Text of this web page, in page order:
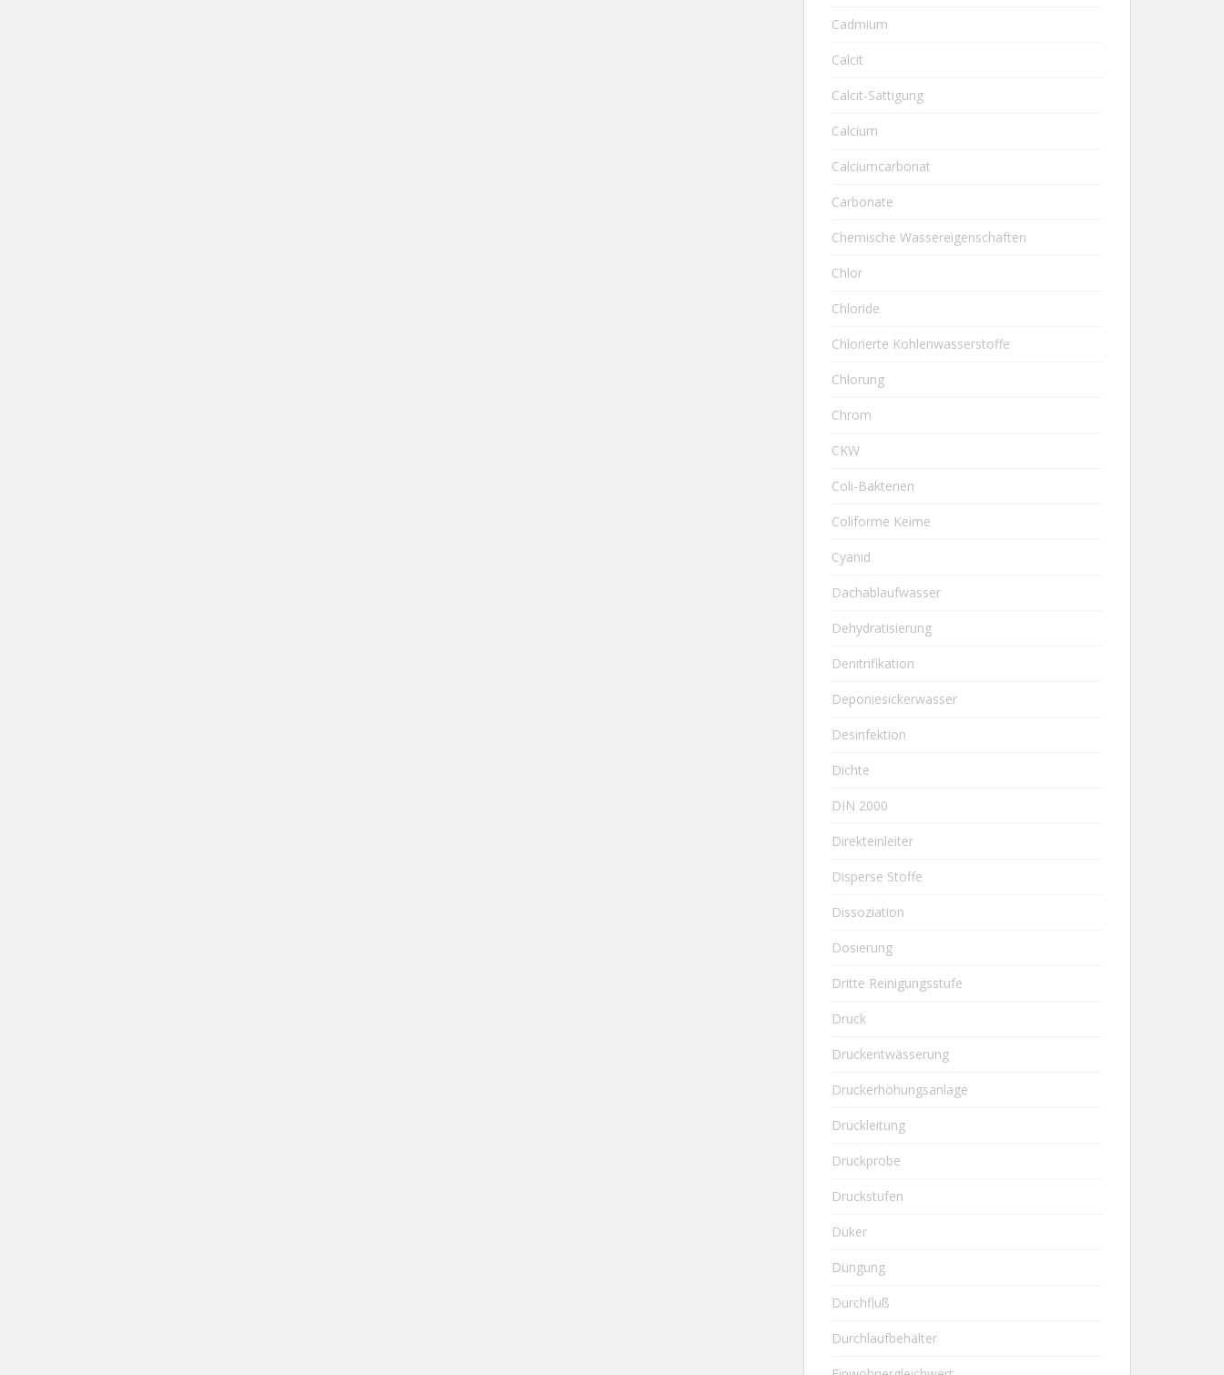
Cadmium
Calcit
Calcit-Sättigung
Calcium
Calciumcarbonat
Carbonate
Chemische Wassereigenschaften
Chlor
Chloride
Chlorierte Kohlenwasserstoffe
Chlorung
Chrom
CKW
Coli-Bakterien
Coliforme Keime
Cyanid
Dachablaufwasser
Dehydratisierung
Denitrifikation
Deponiesickerwasser
Desinfektion
Dichte
DIN 2000
Direkteinleiter
Disperse Stoffe
Dissoziation
Dosierung
Dritte Reinigungsstufe
Druck
Druckentwässerung
Druckerhöhungsanlage
Druckleitung
Druckprobe
Druckstufen
Düker
Düngung
Durchfluß
Durchlaufbehälter